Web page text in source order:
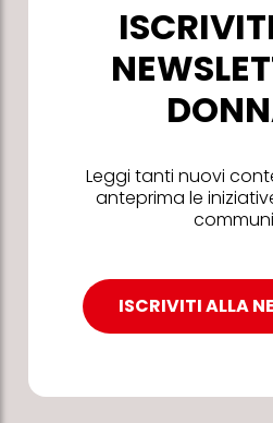
Leggi tanti nuovi
anteprima le
ISCRIVITI ALLA